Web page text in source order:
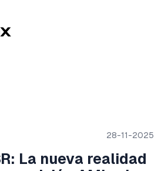
28-11-2025
La nueva realidad